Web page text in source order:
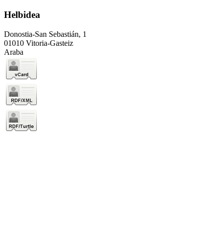
Helbidea
Donostia-San Sebastián, 1
01010 Vitoria-Gasteiz
Araba